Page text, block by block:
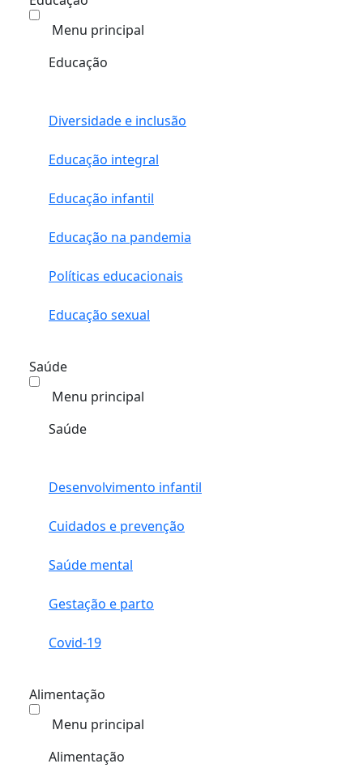
Menu principal
Educação
Diversidade e inclusão
Educação integral
Educação infantil
Educação na pandemia
Políticas educacionais
Educação sexual
Saúde
Menu principal
Saúde
Desenvolvimento infantil
Cuidados e prevenção
Saúde mental
Gestação e parto
Covid-19
Alimentação
Menu principal
Alimentação